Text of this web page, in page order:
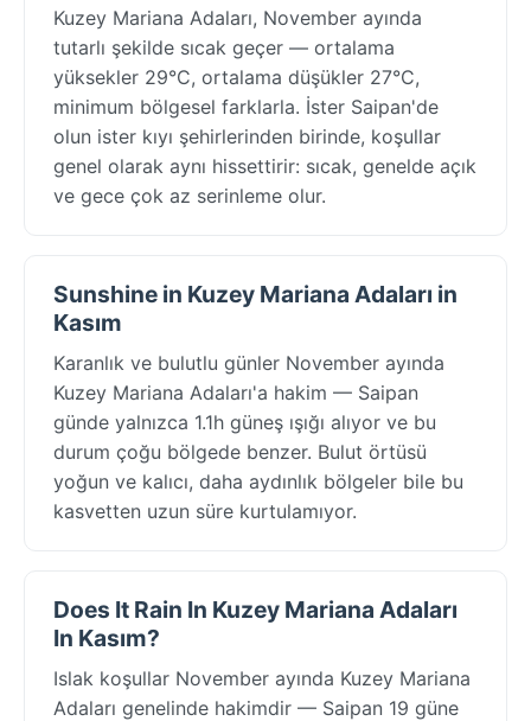
Kuzey Mariana Adaları, November ayında
tutarlı şekilde sıcak geçer — ortalama
yüksekler 29°C, ortalama düşükler 27°C,
minimum bölgesel farklarla. İster Saipan'de
olun ister kıyı şehirlerinden birinde, koşullar
genel olarak aynı hissettirir: sıcak, genelde açık
ve gece çok az serinleme olur.
Sunshine in Kuzey Mariana Adaları in
Kasım
Karanlık ve bulutlu günler November ayında
Kuzey Mariana Adaları'a hakim — Saipan
günde yalnızca 1.1h güneş ışığı alıyor ve bu
durum çoğu bölgede benzer. Bulut örtüsü
yoğun ve kalıcı, daha aydınlık bölgeler bile bu
kasvetten uzun süre kurtulamıyor.
Does It Rain In Kuzey Mariana Adaları
In Kasım?
Islak koşullar November ayında Kuzey Mariana
Adaları genelinde hakimdir — Saipan 19 güne